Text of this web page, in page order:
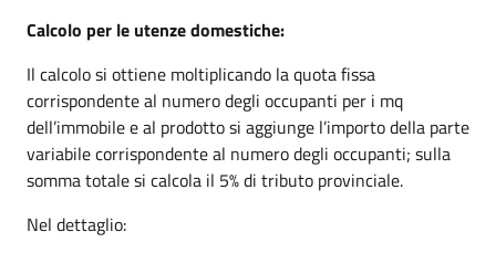
Calcolo per le utenze domestiche:
Il calcolo si ottiene moltiplicando la quota fissa
corrispondente al numero degli occupanti per i mq
dell’immobile e al prodotto si aggiunge l’importo della parte
variabile corrispondente al numero degli occupanti; sulla
somma totale si calcola il 5% di tributo provinciale.
Nel dettaglio: